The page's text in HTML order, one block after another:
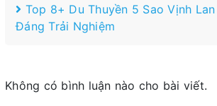
Top 8+ Du Thuyền 5 Sao Vịnh
Đáng Trải Nghiệm
Không có bình luận nào cho bài viết.